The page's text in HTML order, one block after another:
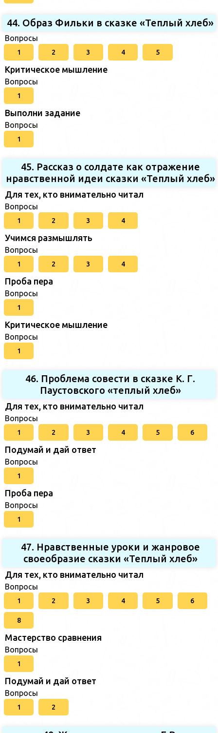
44. Образ Фильки в сказке «Теплый хлеб»
Вопросы
1 2 3 4 5
Критическое мышление
Вопросы
1
Выполни задание
Вопросы
1
45. Рассказ о солдате как отражение
нравственной идеи сказки «Теплый хлеб»
Для тех, кто внимательно читал
Вопросы
1 2 3 4
Учимся размышлять
Вопросы
1 2 3 4
Проба пера
Вопросы
1
Критическое мышление
Вопросы
1
46. Проблема совести в сказке К. Г.
Паустовского «теплый хлеб»
Для тех, кто внимательно читал
Вопросы
1 2 3 4 5 6
Подумай и дай ответ
Вопросы
1
Проба пера
Вопросы
1
47. Нравственные уроки и жанровое
своеобразие сказки «Теплый хлеб»
Для тех, кто внимательно читал
Вопросы
1 2 3 4 5 6
8
Мастерство сравнения
Вопросы
1
Подумай и дай ответ
Вопросы
1 2